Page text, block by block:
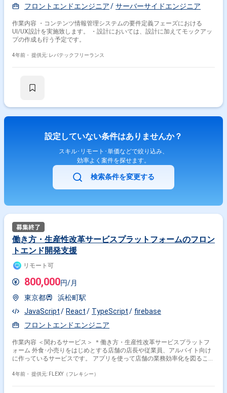
フロントエンドエンジニア
サーバーサイドエンジニア
作業内容 ・コンテンツ情報管理システムの要件定義フェーズにおける
UI/UX設計を実施致します。 ・設計においては、設計に加えてモックアッ
プの作成も行う予定です。
4年前・ 提供元: レバテックフリーランス
設定していない条件はありませんか？
スキル･リモート･単価などで絞り込み、
効率よく案件を探せます。
検索条件を変更する
働き方・生産性改革サービスプラットフォームのフロン
トエンド開発支援
リモート可
800,000円/月
東京都
浜松町駅
JavaScript
React TypeScript
firebase
フロントエンドエンジニア
作業内容 ＜関わるサービス＞ ＊働き方・生産性改革サービスプラットフ
ォーム 外食･小売りをはじめとする店舗の店長や従業員、アルバイト向け
に作っているサービスです。 アプリを使って店舗の業務効率化を図ること
することを目指しています。 そのため、こちらの管理画面及び
4年前・ 提供元: FLEXY（フレキシー）